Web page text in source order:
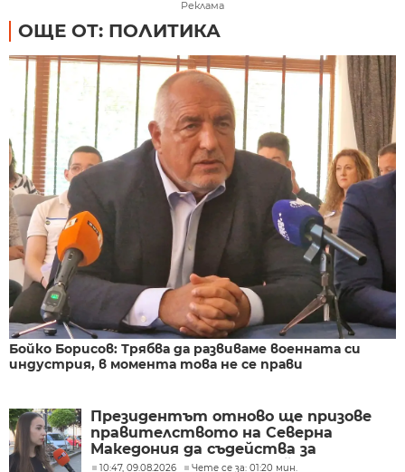
Реклама
ОЩЕ ОТ: ПОЛИТИКА
Бойко Борисов: Трябва да развиваме военната си
индустрия, в момента това не се прави
Президентът отново ще призове
правителството на Северна
Македония да съдейства за
лечението на Ива Михайлова
10:47, 09.08.2026 Чете се за: 01:20 мин.